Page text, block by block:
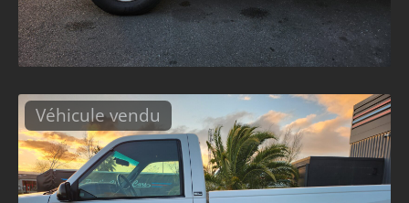
Véhicule vendu